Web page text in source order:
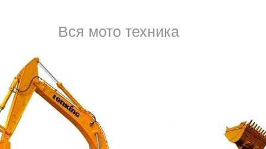
Вся мото техника
Если произошла поломка, ждать бывает некогда.
и это только ещё больше усложнит ситуацию. Мы это
срочному выезду. Все эвакуаторы в автопарке в
навигатором, чтобы быстро был найден кратчайший
въезд без шлагбаума. Предлагаем действовать,
услугу, если машина демонстрирует неисправность. В
днём, в любую погоду вы можете заказать